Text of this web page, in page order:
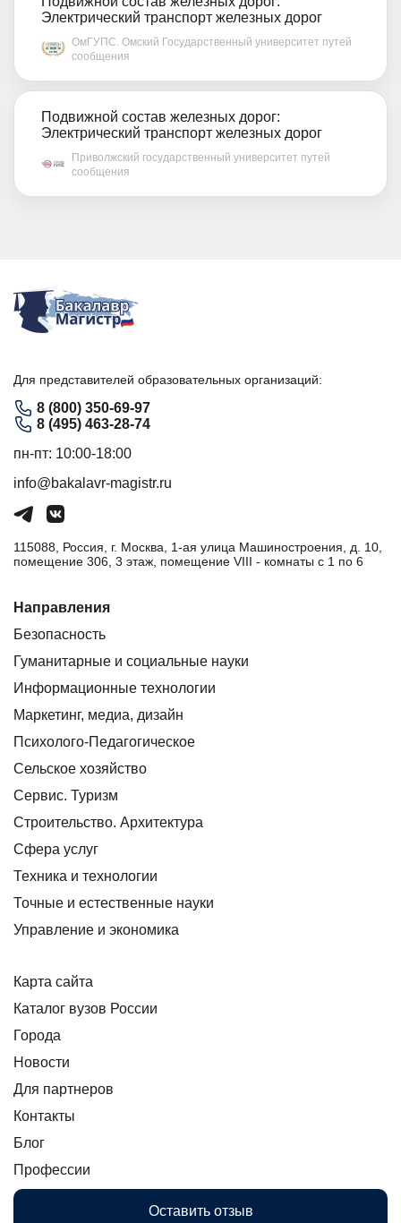
Электрический транспорт железных дорог
ОмГУПС. Омский Государственный университет путей
сообщения
Подвижной состав железных дорог:
Электрический транспорт железных дорог
Приволжский государственный университет путей
сообщения
Для представителей образовательных организаций:
8 (800) 350-69-97
8 (495) 463-28-74
пн-пт: 10:00-18:00
info@bakalavr-magistr.ru
115088, Россия, г. Москва, 1-ая улица Машиностроения, д. 10,
помещение 306, 3 этаж, помещение VIII - комнаты с 1 по 6
Направления
Безопасность
Гуманитарные и социальные науки
Информационные технологии
Маркетинг, медиа, дизайн
Психолого-Педагогическое
Сельское хозяйство
Сервис. Туризм
Строительство. Архитектура
Сфера услуг
Техника и технологии
Точные и естественные науки
Управление и экономика
Карта сайта
Каталог вузов России
Города
Новости
Для партнеров
Контакты
Блог
Профессии
Оставить отзыв